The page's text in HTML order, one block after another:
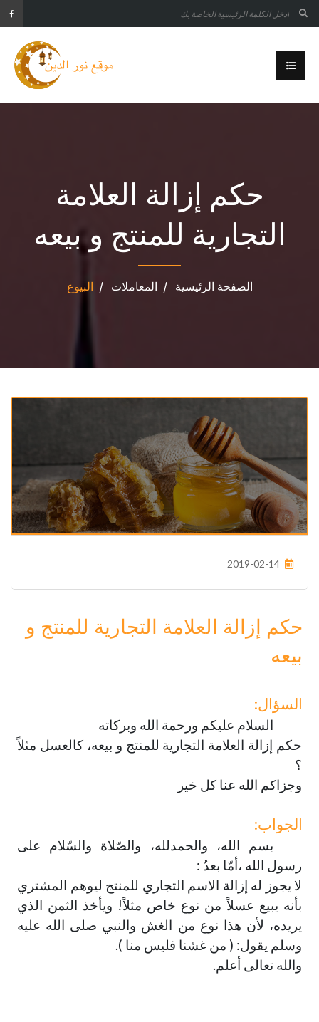
حكم إزالة العلامة
التجارية للمنتج و بيعه
الصفحة الرئيسية المعاملات البيوع
2019-02-14
حكم إزالة العلامة التجارية للمنتج و
بيعه
السؤال:
السلام عليكم ورحمة الله وبركاته
حكم إزالة العلامة التجارية للمنتج و بيعه، كالعسل مثلاً
؟
وجزاكم الله عنا كل خير
الجواب:
بسم الله، والحمدلله، والصّلاة والسّلام على
رسول الله ،أمّا بعدُ :
لا يجوز له إزالة الاسم التجاري للمنتج ليوهم المشتري
بأنه يبيع عسلاً من نوع خاص مثلاً! ويأخذ الثمن الذي
يريده، لأن هذا نوع من الغش والنبي صلى الله عليه
وسلم يقول: ( من غشنا فليس منا ).
والله تعالى أعلم.